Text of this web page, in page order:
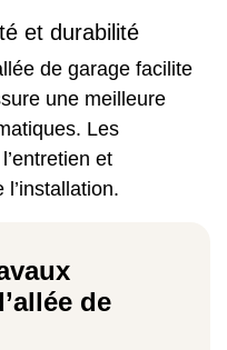
et durabilité
de garage facilite
une meilleure
Les
et
de